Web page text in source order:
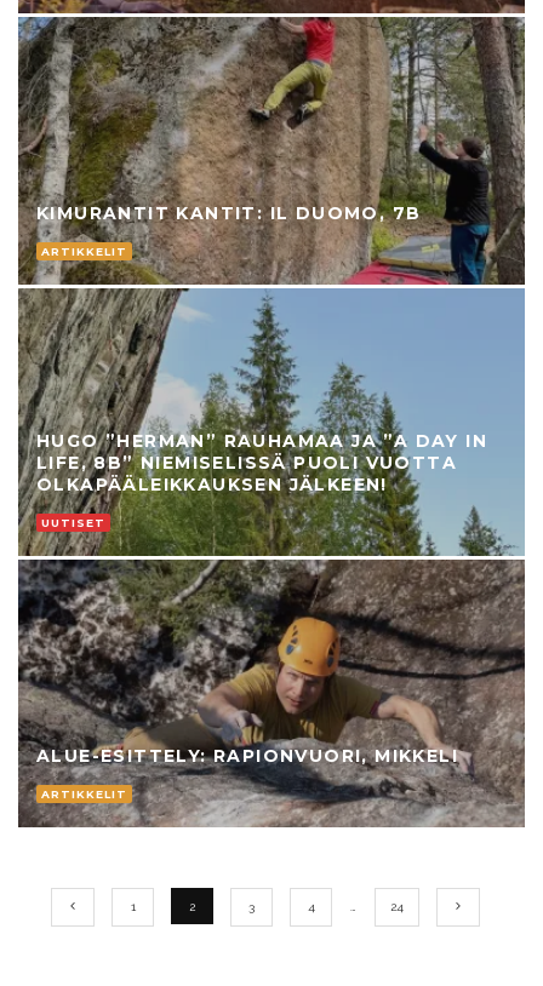
KIMURANTIT KANTIT: IL DUOMO, 7B
ARTIKKELIT
HUGO ”HERMAN” RAUHAMAA JA ”A DAY IN
LIFE, 8B” NIEMISELISSÄ PUOLI VUOTTA
OLKAPÄÄLEIKKAUKSEN JÄLKEEN!
UUTISET
ALUE-ESITTELY: RAPIONVUORI, MIKKELI
ARTIKKELIT
1 2 3 4 24